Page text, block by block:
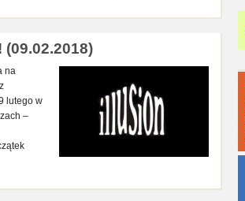
na
lutego w
–